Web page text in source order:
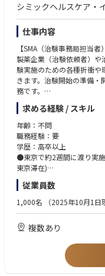
シミックヘルスケア・
仕事内容
【SMA（治験事務局担当者
製薬企業（治験依頼者）
験実施のための各種折衝や
きます。治験開始の準備
務です。
【主な業務内容】
●社内や社外の関係者との
●院内スタッフとの調整支援
●治験実施の可能性を確認
●治験に関する事務的業務
<サポート体制>
入社者の大半が未経験者
など、自立へのサポート体
営業要素が多く、エリア
求める経験 / スキル
年齢：不問
職務経験：要
学歴：高卒以上
●東京で約2週間に渡り実
東京滞在)
かつ、以下いずれかのご経
●業界問わず折衝や交渉な
営・店長・SV等）
●医療業界での営業経験が
●治験業界での営業経験が
従業員数
1,000名 （2025年10月1日
複数あり